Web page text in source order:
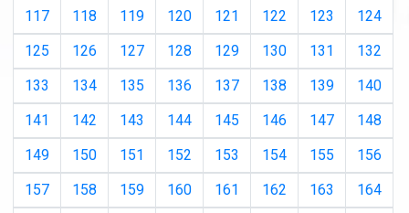
117
118 119 120 121 122 123
124
125
126 127 128 129 130 131
132
133
134 135 136 137 138 139
140
141
142 143 144 145 146 147
148
149
150 151 152 153 154 155
156
157
158 159 160 161 162 163
164